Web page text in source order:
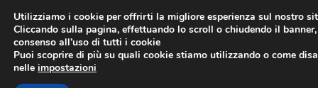
contenuto
Utilizziamo i cookie per offrirti la migliore esperienza sul nostro
Cliccando sulla pagina, effettuando lo scroll o chiudendo il
consenso all’uso di tutti i cookie
Puoi scoprire di più su quali cookie stiamo utilizzando o come
nelle impostazioni